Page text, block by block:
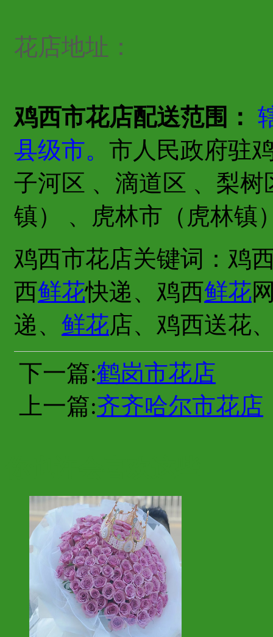
花店地址：
鸡西市花店配送范围：
县级市。 市人民政府驻
子河区 、滴道区 、梨
镇） 、虎林市（虎林镇
鸡西市花店关键词：鸡
西鲜花快递、鸡西鲜花
递、 鲜花店、鸡西送花
下一篇:鹤岗市花店
上一篇:齐齐哈尔市花店